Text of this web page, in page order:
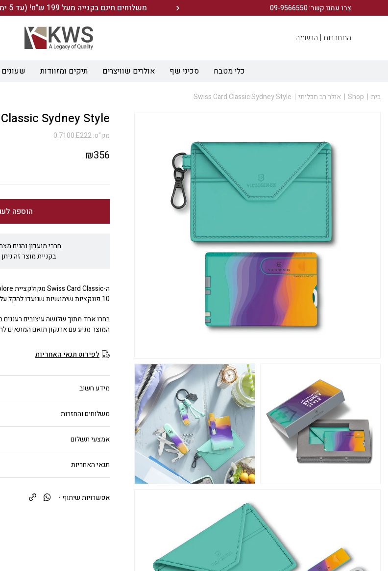
צרו עמנו קשר: 09-9566550
הירשמו לניוזלטר שלנו ותיהנו מ- 10% הנחה ברכישה הראשונה! משלוחים חינם בקנייה מעל 199 ש"ח! (עד 5 ימי עסקים)
התחברות | הרשמה
כלי מטבח סכיני שף אולרים שוויצרים תיקים ומזוודות שעונים
בית Shop אולר רב תכליתי Swiss Card Classic Sydney Style
Sydney Style
מק"ט:0.7100.E222
₪356
הוספה
חברי מועדון נהנים
בקניית מוצר זה
10 פונקציות שימושיות שנועדו להקל על החיים, ממספריים ולהב ועד לעט כדורי.
בחרו אחד מתוך שלושה עיצובים
המוצר מגיע עם ארנקון תואם המתאים
לפירוט תנאי האחריות
מידע חשוב
משלוחים והחזרות
אמצעי תשלום
תנאי האחריות
אפשרויות שיתוף -